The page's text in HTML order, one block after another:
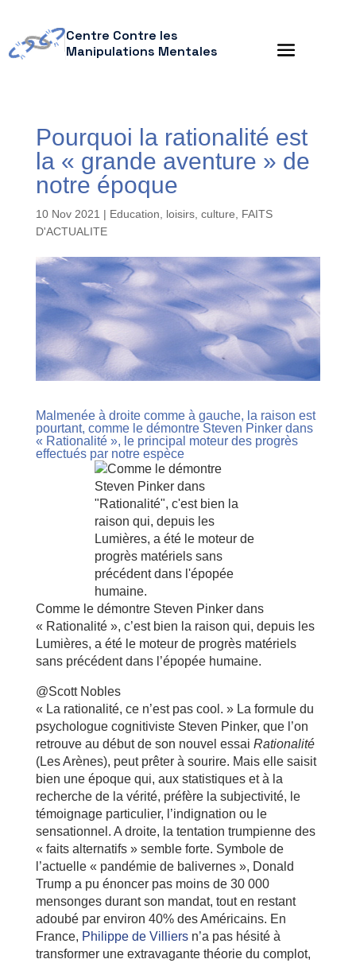
Centre Contre les
Manipulations Mentales
Pourquoi la rationalité est
la « grande aventure » de
notre époque
10 Nov 2021 | Education, loisirs, culture
FAITS
D'ACTUALITE
Malmenée à droite comme à gauche, la raison est
pourtant, comme le démontre Steven Pinker dans
« Rationalité », le principal moteur des progrès
effectués par notre espèce
Comme le démontre Steven Pinker dans
« Rationalité », c’est bien la raison qui, depuis les
Lumières, a été le moteur de progrès matériels
sans précédent dans l’épopée humaine.
@Scott Nobles
« La rationalité, ce n’est pas cool. » La formule du
psychologue cognitiviste Steven Pinker, que l’on
retrouve au début de son nouvel essai Rationalité
(Les Arènes), peut prêter à sourire. Mais elle saisit
bien une époque qui, aux statistiques et à la
recherche de la vérité, préfère la subjectivité, le
témoignage particulier, l’indignation ou le
sensationnel. A droite, la tentation trumpienne des
« faits alternatifs » semble forte. Symbole de
l’actuelle « pandémie de balivernes », Donald
Trump a pu énoncer pas moins de 30 000
mensonges durant son mandat, tout en restant
adoubé par environ 40% des Américains. En
France, Philippe de Villiersn’a pas hésité à
transformer une extravagante théorie du complot,